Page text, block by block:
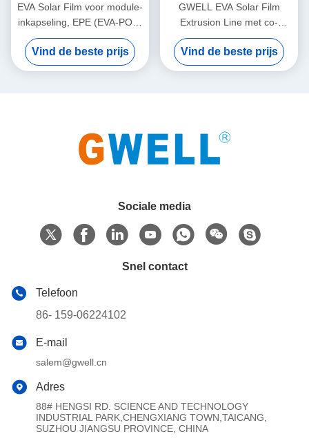
EVA Solar Film voor module-
inkapseling, EPE (EVA-POE-
EVA) Solar Film Productielijn
Enkele Schroef Co-extrusie
Ontwerp 800kg/u Output
Vind de beste prijs
GWELL EVA Solar Film
Extrusion Line met co-
extrusietechnologie voor 1
GW+ jaarlijkse productie en
EVA-POE-EVA Film Structure
Vind de beste prijs
Sociale media
Snel contact
Telefoon
86- 159-06224102
E-mail
salem@gwell.cn
Adres
88# HENGSI RD. SCIENCE AND TECHNOLOGY
INDUSTRIAL PARK,CHENGXIANG TOWN,TAICANG,
SUZHOU JIANGSU PROVINCE, CHINA